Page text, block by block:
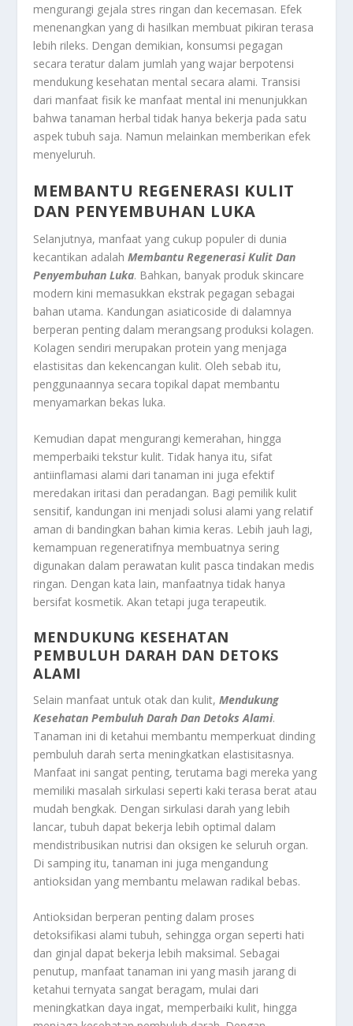
mengurangi gejala stres ringan dan kecemasan. Efek
menenangkan yang di hasilkan membuat pikiran terasa
lebih rileks. Dengan demikian, konsumsi pegagan
secara teratur dalam jumlah yang wajar berpotensi
mendukung kesehatan mental secara alami. Transisi
dari manfaat fisik ke manfaat mental ini menunjukkan
bahwa tanaman herbal tidak hanya bekerja pada satu
aspek tubuh saja. Namun melainkan memberikan efek
menyeluruh.
MEMBANTU REGENERASI KULIT
DAN PENYEMBUHAN LUKA
Selanjutnya, manfaat yang cukup populer di dunia
kecantikan adalahMembantu Regenerasi Kulit Dan
Penyembuhan Luka. Bahkan, banyak produk skincare
modern kini memasukkan ekstrak pegagan sebagai
bahan utama. Kandungan asiaticoside di dalamnya
berperan penting dalam merangsang produksi kolagen.
Kolagen sendiri merupakan protein yang menjaga
elastisitas dan kekencangan kulit. Oleh sebab itu,
penggunaannya secara topikal dapat membantu
menyamarkan bekas luka.
Kemudian dapat mengurangi kemerahan, hingga
memperbaiki tekstur kulit. Tidak hanya itu, sifat
antiinflamasi alami dari tanaman ini juga efektif
meredakan iritasi dan peradangan. Bagi pemilik kulit
sensitif, kandungan ini menjadi solusi alami yang relatif
aman di bandingkan bahan kimia keras. Lebih jauh lagi,
kemampuan regeneratifnya membuatnya sering
digunakan dalam perawatan kulit pasca tindakan medis
ringan. Dengan kata lain, manfaatnya tidak hanya
bersifat kosmetik. Akan tetapi juga terapeutik.
MENDUKUNG KESEHATAN
PEMBULUH DARAH DAN DETOKS
ALAMI
Selain manfaat untuk otak dan kulit,Mendukung
Kesehatan Pembuluh Darah Dan Detoks Alami.
Tanaman ini di ketahui membantu memperkuat dinding
pembuluh darah serta meningkatkan elastisitasnya.
Manfaat ini sangat penting, terutama bagi mereka yang
memiliki masalah sirkulasi seperti kaki terasa berat atau
mudah bengkak. Dengan sirkulasi darah yang lebih
lancar, tubuh dapat bekerja lebih optimal dalam
mendistribusikan nutrisi dan oksigen ke seluruh organ.
Di samping itu, tanaman ini juga mengandung
antioksidan yang membantu melawan radikal bebas.
Antioksidan berperan penting dalam proses
detoksifikasi alami tubuh, sehingga organ seperti hati
dan ginjal dapat bekerja lebih maksimal. Sebagai
penutup, manfaat tanaman ini yang masih jarang di
ketahui ternyata sangat beragam, mulai dari
meningkatkan daya ingat, memperbaiki kulit, hingga